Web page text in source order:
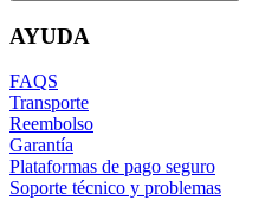
AYUDA
FAQS
Transporte
Reembolso
Garantía
Plataformas de pago seguro
Soporte técnico y problemas